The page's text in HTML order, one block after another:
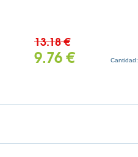
13.18 €
9.76 € Cantidad: